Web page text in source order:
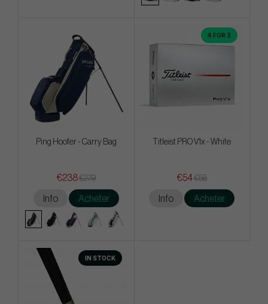
Ping Hoofer - Carry Bag
€238€279
Info Acheter
4 FOR 3
Titleist PRO V1x - White
€54€58
Info Acheter
IN STOCK